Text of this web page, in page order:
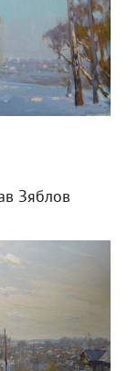
Зяблов